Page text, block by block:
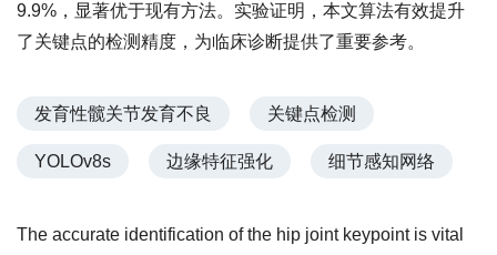
9.9%，显著优于现有方法。实验证明，本文算法有效提升
了关键点的检测精度，为临床诊断提供了重要参考。
发育性髋关节发育不良 关键点检测
YOLOv8s 边缘特征强化 细节感知网络
The accurate identification of the hip joint keypoint is vital